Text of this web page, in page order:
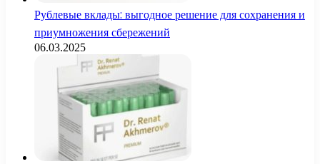
Рублевые вклады: выгодное решение для сохранения и
приумножения сбережений
06.03.2025